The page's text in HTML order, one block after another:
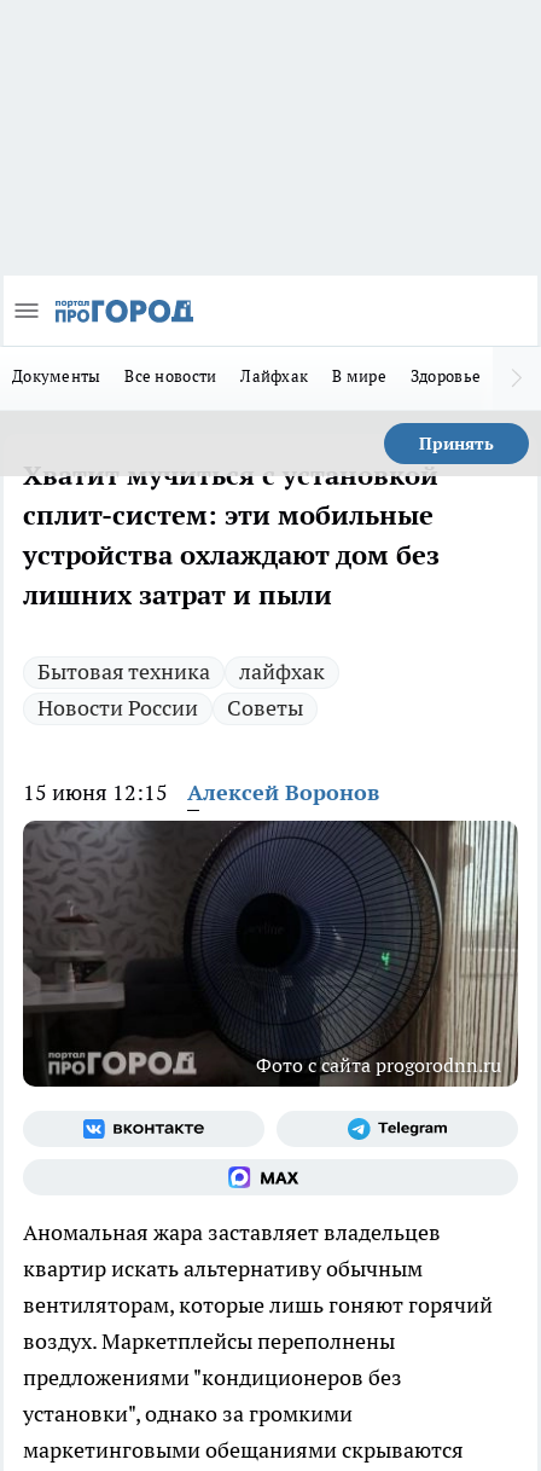
Документы Все новости Лайфхак В мире Здоровье
Принять
Хватит мучиться с установкой
сплит-систем: эти мобильные
устройства охлаждают дом без
лишних затрат и пыли
Бытовая техника
лайфхак
Новости России
Советы
15 июня 12:15 Алексей Воронов
Фото с сайта progorodnn.ru
Аномальная жара заставляет владельцев
квартир искать альтернативу обычным
вентиляторам, которые лишь гоняют горячий
воздух. Маркетплейсы переполнены
предложениями "кондиционеров без
установки", однако за громкими
маркетинговыми обещаниями скрываются